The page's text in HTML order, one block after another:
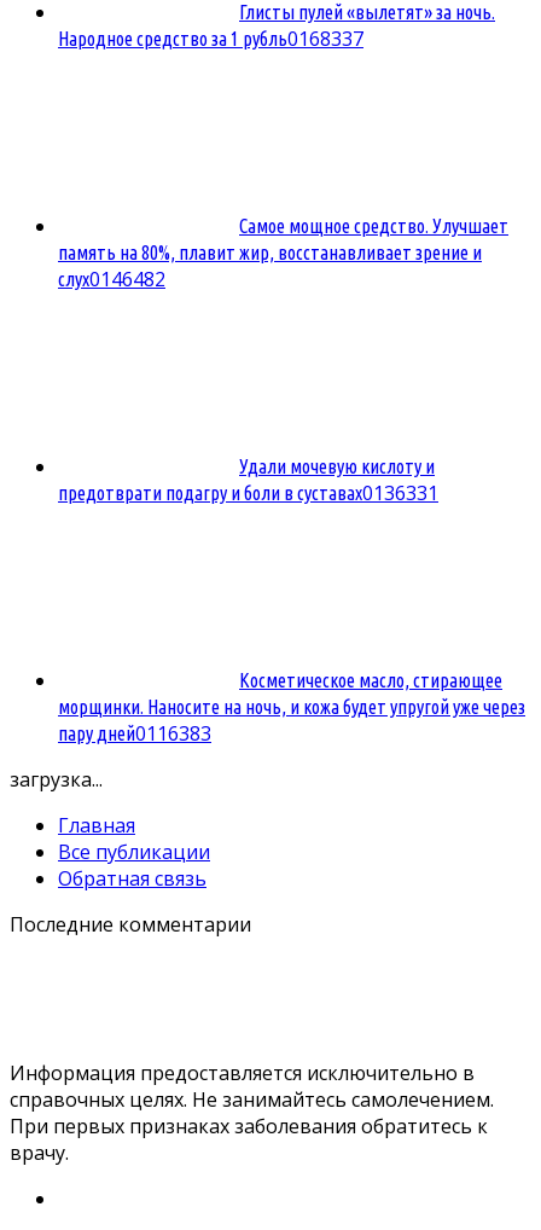
Глисты пулей «вылетят» за ночь.
Народное средство за 1 рубль0168337
Самое мощное средство. Улучшает
память на 80%, плавит жир, восстанавливает зрение и
слух0146482
Удали мочевую кислоту и
предотврати подагру и боли в суставах0136331
Косметическое масло, стирающее
морщинки. Наносите на ночь, и кожа будет упругой уже через
пару дней0116383
загрузка...
Главная
Все публикации
Обратная связь
Последние комментарии
Информация предоставляется исключительно в
справочных целях. Не занимайтесь самолечением.
При первых признаках заболевания обратитесь к
врачу.